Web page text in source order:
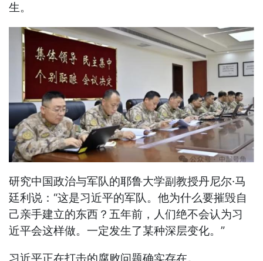
生。
研究中国政治与军队的耶鲁大学副教授丹尼尔·马
廷利说：“这是习近平的军队。他为什么要摧毁自
己亲手建立的东西？五年前，人们绝不会认为习
近平会这样做。一定发生了某种深层变化。”
习近平正在打击的腐败问题确实存在。